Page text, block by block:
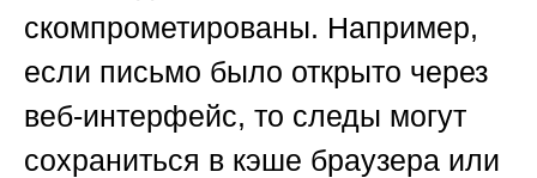
скомпрометированы. Например,
если письмо было открыто через
веб-интерфейс, то следы могут
сохраниться в кэше браузера или